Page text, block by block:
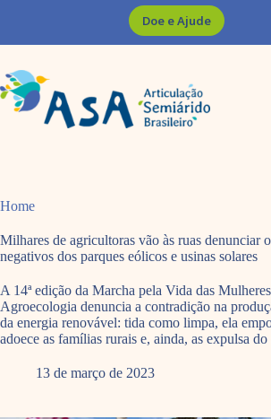
Doe e Ajude
Home
Milhares de agricultoras vão às ruas denunciar
negativos dos parques eólicos e usinas solares
A 14ª edição da Marcha pela Vida das
Agroecologia denuncia a contradição na
da energia renovável: tida como limpa, ela
adoece as famílias rurais e, ainda, as expulsa
13 de março de 2023